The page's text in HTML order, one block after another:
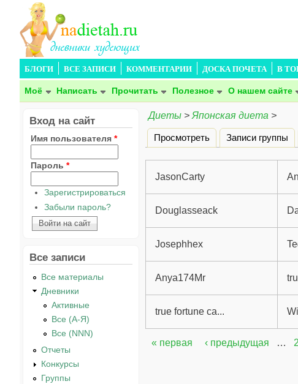
БЛОГИ ВСЕ ЗАПИСИ КОММЕНТАРИИ ДОСКА ПОЧЕТА В
Моё Написать Прочитать Полезное О нашем сайте
Диеты > Японская диета >
Главные вкладки
Просмотреть Записи группы
JasonCarty
Douglasseack
Josephhex
Anya174Mr
true fortune ca...
Страницы
« первая ‹ предыдущая …
Вход на сайт
Имя пользователя *
Пароль *
Зарегистрироваться
Забыли пароль?
Все записи
Все материалы
Дневники
Активные
Все (А-Я)
Все (NNN)
Отчеты
Конкурсы
Группы